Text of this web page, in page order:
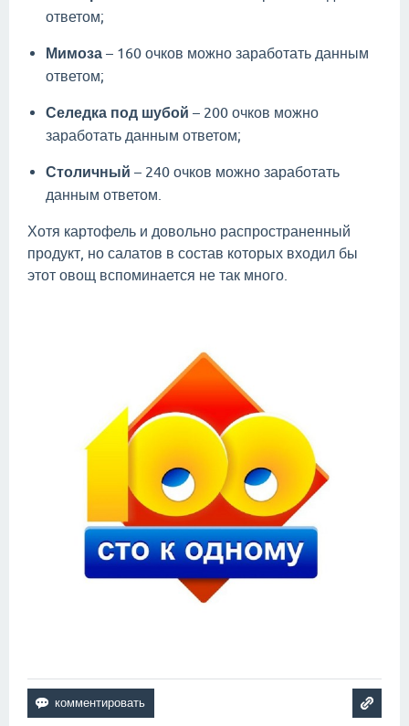
ответом;
Мимоза – 160 очков можно заработать данным
ответом;
Селедка под шубой – 200 очков можно
заработать данным ответом;
Столичный – 240 очков можно заработать
данным ответом.
Хотя картофель и довольно распространенный
продукт, но салатов в состав которых входил бы
этот овощ вспоминается не так много.